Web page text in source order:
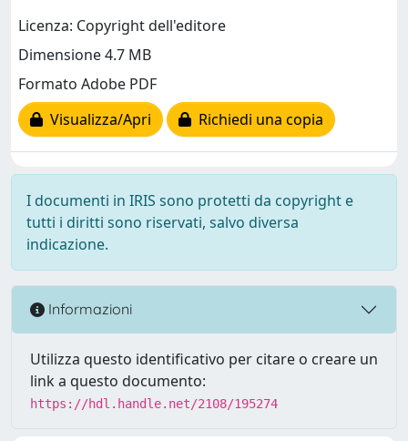
Licenza: Copyright dell'editore
Dimensione 4.7 MB
Formato Adobe PDF
Visualizza/Apri
Richiedi una copia
I documenti in IRIS sono protetti da copyright e
tutti i diritti sono riservati, salvo diversa
indicazione.
Informazioni
Utilizza questo identificativo per citare o creare un
link a questo documento:
https://hdl.handle.net/2108/195274